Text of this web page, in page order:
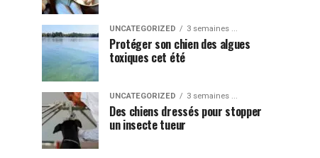
UNCATEGORIZED 3 semaines ...
Protéger son chien des algues
toxiques cet été
UNCATEGORIZED 3 semaines ...
Des chiens dressés pour stopper
un insecte tueur